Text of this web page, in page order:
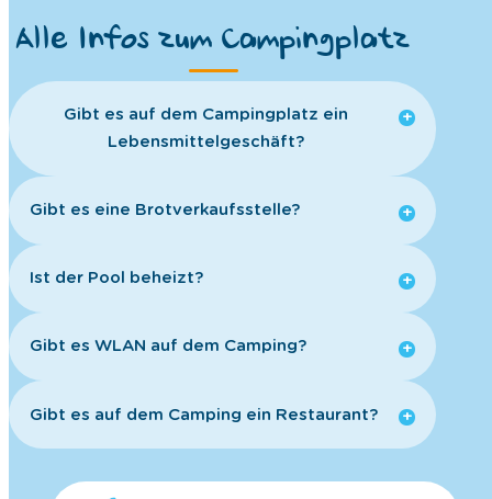
Alle Infos zum Campingplatz
Gibt es auf dem Campingplatz ein
Lebensmittelgeschäft?
Gibt es eine Brotverkaufsstelle?
Ist der Pool beheizt?
Gibt es WLAN auf dem Camping?
Gibt es auf dem Camping ein Restaurant?